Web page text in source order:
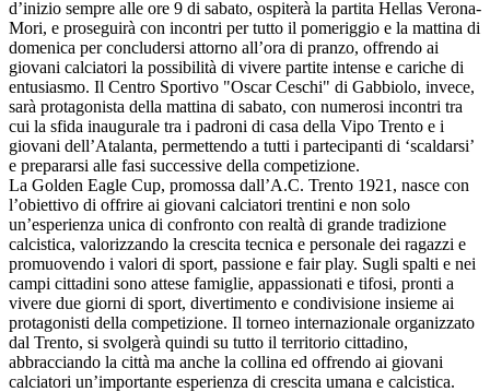
d’inizio sempre alle ore 9 di sabato, ospiterà la partita Hellas Verona-
Mori, e proseguirà con incontri per tutto il pomeriggio e la mattina di
domenica per concludersi attorno all’ora di pranzo, offrendo ai
giovani calciatori la possibilità di vivere partite intense e cariche di
entusiasmo. Il Centro Sportivo "Oscar Ceschi" di Gabbiolo, invece,
sarà protagonista della mattina di sabato, con numerosi incontri tra
cui la sfida inaugurale tra i padroni di casa della Vipo Trento e i
giovani dell’Atalanta, permettendo a tutti i partecipanti di ‘scaldarsi’
e prepararsi alle fasi successive della competizione.
La Golden Eagle Cup, promossa dall’A.C. Trento 1921, nasce con
l’obiettivo di offrire ai giovani calciatori trentini e non solo
un’esperienza unica di confronto con realtà di grande tradizione
calcistica, valorizzando la crescita tecnica e personale dei ragazzi e
promuovendo i valori di sport, passione e fair play. Sugli spalti e nei
campi cittadini sono attese famiglie, appassionati e tifosi, pronti a
vivere due giorni di sport, divertimento e condivisione insieme ai
protagonisti della competizione. Il torneo internazionale organizzato
dal Trento, si svolgerà quindi su tutto il territorio cittadino,
abbracciando la città ma anche la collina ed offrendo ai giovani
calciatori un’importante esperienza di crescita umana e calcistica.